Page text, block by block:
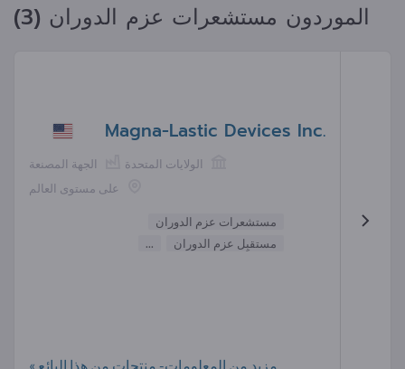
الموردون مستشعرات عزم الدوران (3)
Magna-Lastic Devices Inc.
الجهة المصنعة
الولايات المتحدة
على مستوى العالم
مستشعرات عزم الدوران
مستقبِل عزم الدوران
...
مزيد من المعلومات- منتجات من هذا البائع »